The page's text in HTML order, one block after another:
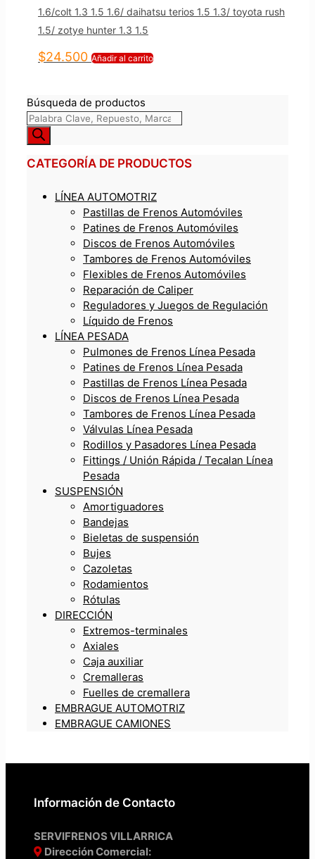
1.6/colt 1.3 1.5 1.6/ daihatsu terios 1.5 1.3/ toyota rush
1.5/ zotye hunter 1.3 1.5
$24.500 Añadir al carrito
Búsqueda de productos
CATEGORÍA DE PRODUCTOS
LÍNEA AUTOMOTRIZ
Pastillas de Frenos Automóviles
Patines de Frenos Automóviles
Discos de Frenos Automóviles
Tambores de Frenos Automóviles
Flexibles de Frenos Automóviles
Reparación de Caliper
Reguladores y Juegos de Regulación
Líquido de Frenos
LÍNEA PESADA
Pulmones de Frenos Línea Pesada
Patines de Frenos Línea Pesada
Pastillas de Frenos Línea Pesada
Discos de Frenos Línea Pesada
Tambores de Frenos Línea Pesada
Válvulas Línea Pesada
Rodillos y Pasadores Línea Pesada
Fittings / Unión Rápida / Tecalan Línea
Pesada
SUSPENSIÓN
Amortiguadores
Bandejas
Bieletas de suspensión
Bujes
Cazoletas
Rodamientos
Rótulas
DIRECCIÓN
Extremos-terminales
Axiales
Caja auxiliar
Cremalleras
Fuelles de cremallera
EMBRAGUE AUTOMOTRIZ
EMBRAGUE CAMIONES
Información de Contacto
SERVIFRENOS VILLARRICA
Dirección Comercial: